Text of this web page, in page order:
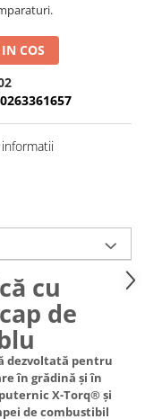
COS
0263361657
cu
de
dezvoltată pentru
în grădină și în
X-Torq® și
de combustibil